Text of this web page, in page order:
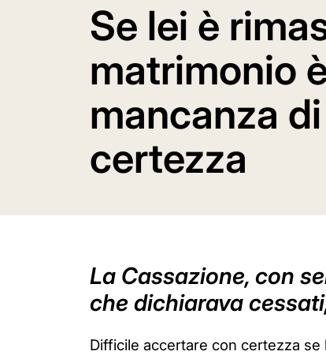
Se lei è
matrimonio
mancanza
certezza
La Cassazione, con
che dichiarava
Difficile accertare con certezza se